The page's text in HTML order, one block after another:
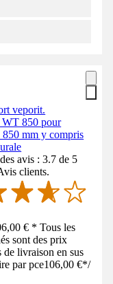
veporit.
850 pour
850 mm y compris
avis : 3.7 de 5
clients.
€ * Tous les
sont des prix
livraison en sus
par pce106,00 €*/